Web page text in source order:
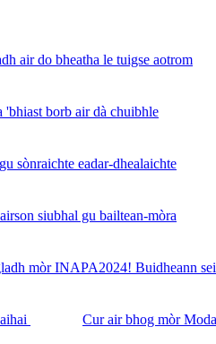
air do bheatha le tuigse aotrom
'bhiast borb air dà chuibhle
sònraichte eadar-dhealaichte
siubhal gu bailtean-mòra
mòr INAPA2024! Buidheann
Cur air bhog mòr